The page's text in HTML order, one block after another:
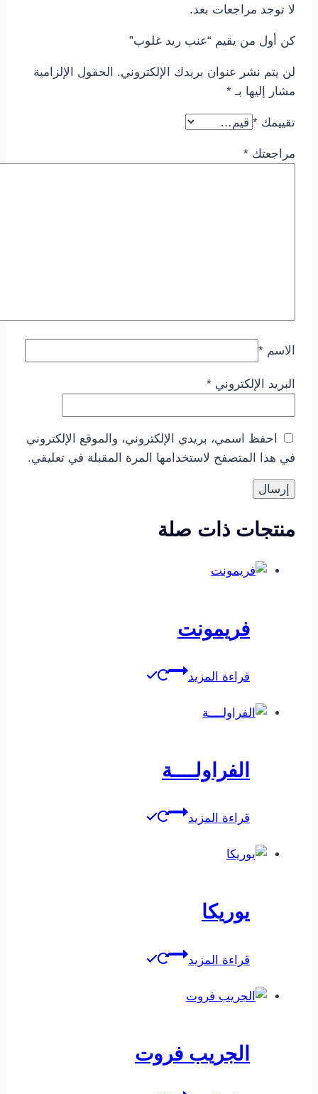
لا توجد مراجعات بعد.
كن أول من يقيم “عنب ريد غلوب”
لن يتم نشر عنوان بريدك الإلكتروني.
الحقول الإلزامية
مشار إليها بـ *
تقييمك *
مراجعتك *
الاسم *
البريد الإلكتروني *
احفظ اسمي، بريدي الإلكتروني، والموقع الإلكتروني
في هذا المتصفح لاستخدامها المرة المقبلة في تعليقي.
منتجات ذات صلة
فريمونت
قراءة المزيد
الفراولــــة
قراءة المزيد
يوريكا
قراءة المزيد
الجريب فروت